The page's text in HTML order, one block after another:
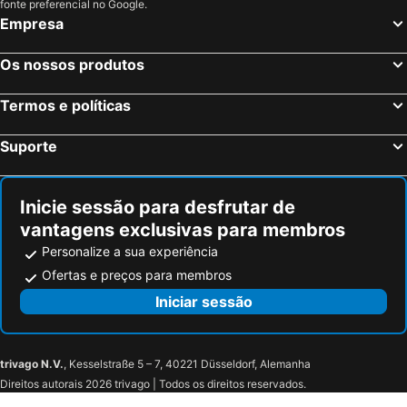
Stavanger, Rogaland Hotéis
fonte preferencial no Google.
Empresa
Os nossos produtos
Termos e políticas
Suporte
Inicie sessão para desfrutar de
vantagens exclusivas para membros
Personalize a sua experiência
Ofertas e preços para membros
Iniciar sessão
trivago N.V., Kesselstraße 5 – 7, 40221 Düsseldorf, Alemanha
Direitos autorais 2026 trivago | Todos os direitos reservados.